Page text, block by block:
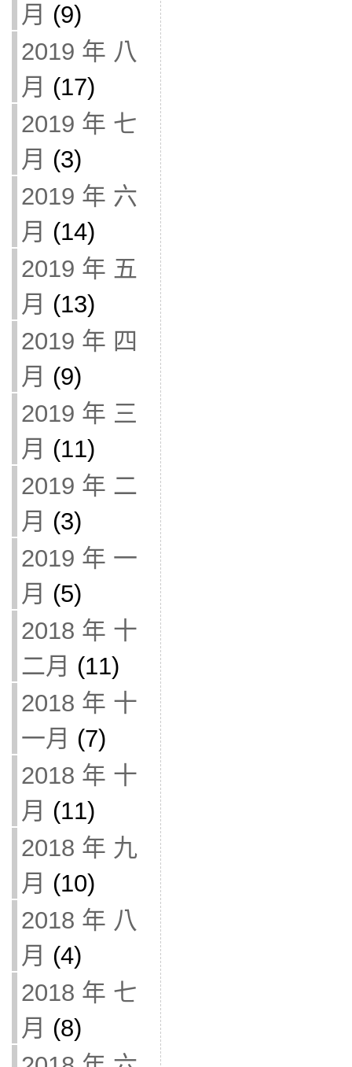
月 (9)
2019 年 八
月 (17)
2019 年 七
月 (3)
2019 年 六
月 (14)
2019 年 五
月 (13)
2019 年 四
月 (9)
2019 年 三
月 (11)
2019 年 二
月 (3)
2019 年 一
月 (5)
2018 年 十
二月 (11)
2018 年 十
一月 (7)
2018 年 十
月 (11)
2018 年 九
月 (10)
2018 年 八
月 (4)
2018 年 七
月 (8)